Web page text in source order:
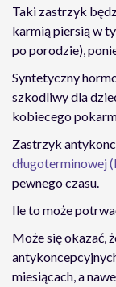
Taki zastrzyk
karmią piersią w
po porodzie),
Syntetyczny
szkodliwy dla
kobiecego
Zastrzyk
długoterminowej
pewnego czasu.
Ile to może
Może się okazać,
miesiącach, a